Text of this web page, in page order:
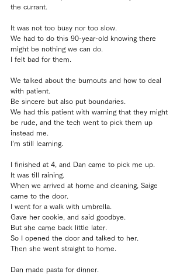
the currant.
It was not too busy nor too slow.
We had to do this 90-year-old knowing there
might be nothing we can do.
I felt bad for them.
We talked about the burnouts and how to deal
with patient.
Be sincere but also put boundaries.
We had this patient with warning that they might
be rude, and the tech went to pick them up
instead me.
I’m still learning.
I finished at 4, and Dan came to pick me up.
It was till raining.
When we arrived at home and cleaning, Saige
came to the door.
I went for a walk with umbrella.
Gave her cookie, and said goodbye.
But she came back little later.
So I opened the door and talked to her.
Then she went straight to home.
Dan made pasta for dinner.